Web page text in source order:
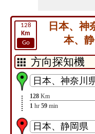
128
Km
Go
日本、神
本、
128 Km
1 hr 59 min